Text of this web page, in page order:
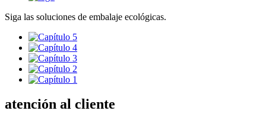
Siga las soluciones de embalaje ecológicas.
atención al cliente